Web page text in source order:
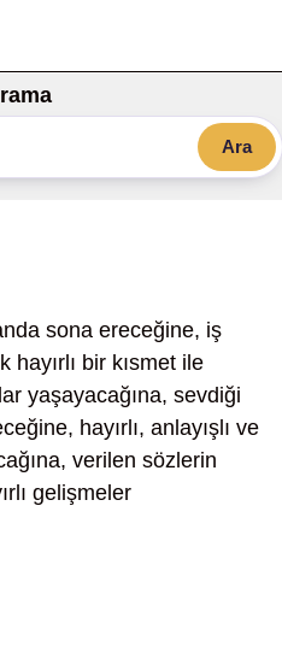
Ara
sona ereceğine, iş
hayırlı bir kısmet ile
yaşayacağına, sevdiği
hayırlı, anlayışlı ve
verilen sözlerin
gelişmeler